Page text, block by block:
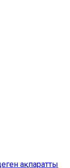
ақпаратты